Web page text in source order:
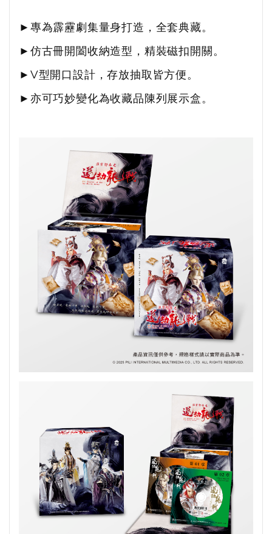
► 專為霹靂劇集量身打造，全套典藏。
►仿古冊開闔收納造型， 精裝磁扣開關。
► V型開口設計，存放抽取皆方便。
► 亦可巧妙變化為收藏品陳列展示盒。